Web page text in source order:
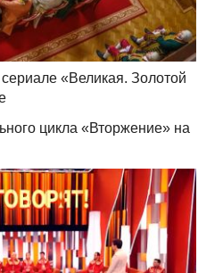
«Великая. Золотой
цикла «Вторжение» на